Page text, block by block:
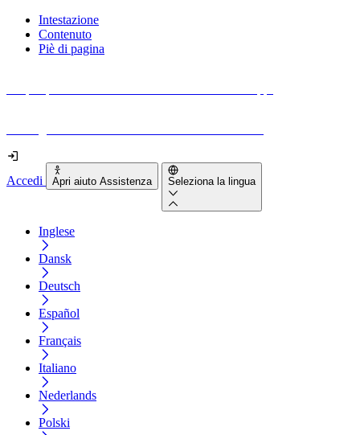
Intestazione
Contenuto
Piè di pagina
Accedi Apri aiuto Assistenza Seleziona la lingua
Inglese
Dansk
Deutsch
Español
Français
Italiano
Nederlands
Polski